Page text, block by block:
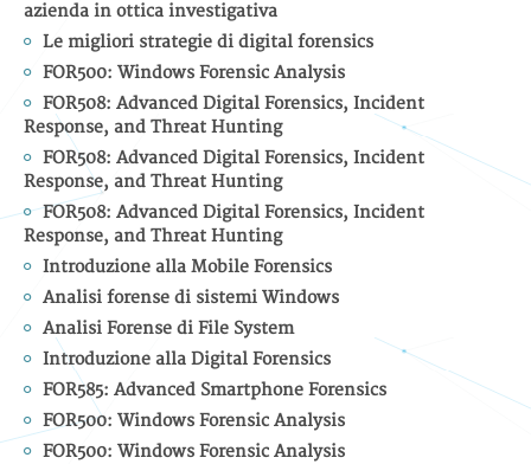
azienda in ottica investigativa
Le migliori strategie di digital forensics
FOR500: Windows Forensic Analysis
FOR508: Advanced Digital Forensics, Incident
Response, and Threat Hunting
FOR508: Advanced Digital Forensics, Incident
Response, and Threat Hunting
FOR508: Advanced Digital Forensics, Incident
Response, and Threat Hunting
Introduzione alla Mobile Forensics
Analisi forense di sistemi Windows
Analisi Forense di File System
Introduzione alla Digital Forensics
FOR585: Advanced Smartphone Forensics
FOR500: Windows Forensic Analysis
FOR500: Windows Forensic Analysis